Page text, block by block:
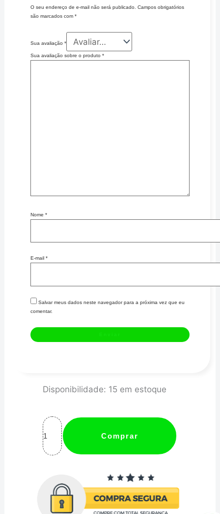
O seu endereço de e-mail não será publicado.
Campos obrigatórios
são marcados com *
Sua avaliação *
Sua avaliação sobre o produto *
Nome *
E-mail *
Salvar meus dados neste navegador para a próxima vez que eu
comentar.
Disponibilidade: 15 em estoque
Balflex
Óleo
Injeção
Eletro
Valor
referente
Comprar